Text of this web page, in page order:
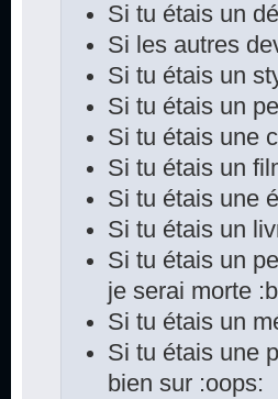
Si tu étais un
Si les autres
Si tu étais un
Si tu étais un
Si tu étais une
Si tu étais un
Si tu étais une
Si tu étais un
Si tu étais un
je serai morte
Si tu étais un
Si tu étais une
bien sur :oops: